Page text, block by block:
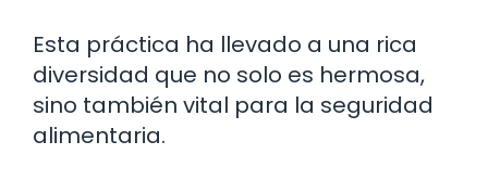
Esta práctica ha llevado a una rica
diversidad que no solo es hermosa,
sino también vital para la seguridad
alimentaria.